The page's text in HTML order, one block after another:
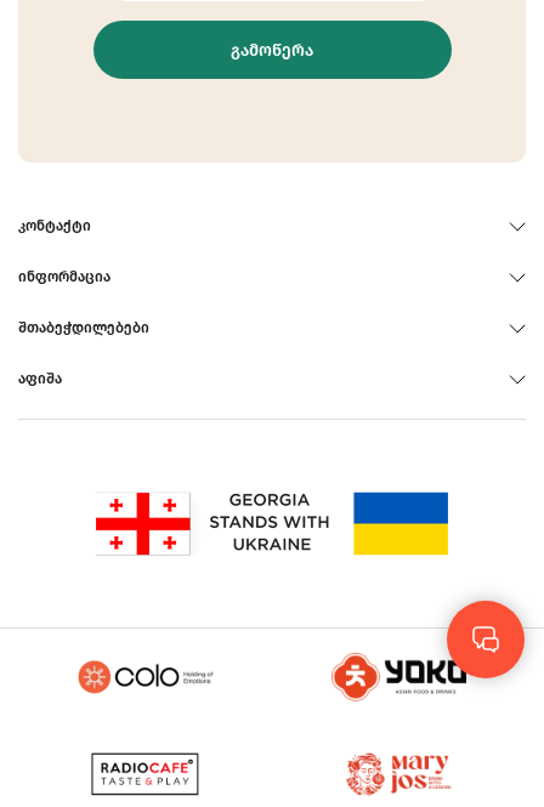
ᲒᲐᲛᲝᲬᲔᲠᲐ
ᲙᲝᲜᲢᲐᲥᲢᲘ
ᲘᲜᲤᲝᲠᲛᲐᲪᲘᲐ
ᲨᲗᲐᲑᲔᲭᲓᲘᲚᲔᲑᲔᲑᲘ
ᲐᲤᲘᲨᲐ
Rus